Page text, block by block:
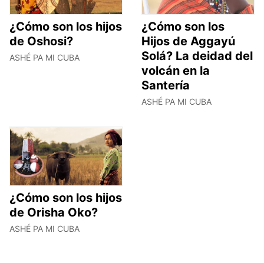
¿Cómo son los hijos
de Oshosi?
ASHÉ PA MI CUBA
¿Cómo son los
Hijos de Aggayú
Solá? La deidad del
volcán en la
Santería
ASHÉ PA MI CUBA
¿Cómo son los hijos
de Orisha Oko?
ASHÉ PA MI CUBA